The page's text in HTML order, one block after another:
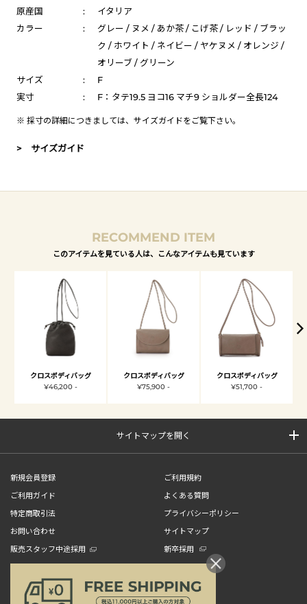
原産国
:
イタリア
カラー
:
グレー / ヌメ / あか茶 / こげ茶 / レッド / ブラッ
ク / ホワイト / ネイビー / ヤケヌメ / オレンジ /
オリーブ / グリーン
サイズ
:
F
実寸
: F：タテ19.5 ヨコ16 マチ9 ショルダー全長124
※ 採寸の詳細につきましては、 サイズガイドをご覧下さい。
> サイズガイド
RECOMMEND ITEM
このアイテムを見ている人は、こんなアイテムも見ています
クロスボディバッグ
¥46,200 -
クロスボディバッグ
¥75,900 -
クロスボディバッグ
¥51,700 -
サイトマップを開く
新規会員登録
ご利用規約
ご利用ガイド
よくある質問
特定商取引法
プライバシーポリシー
お問い合わせ
サイトマップ
販売スタッフ中途採用
新卒採用